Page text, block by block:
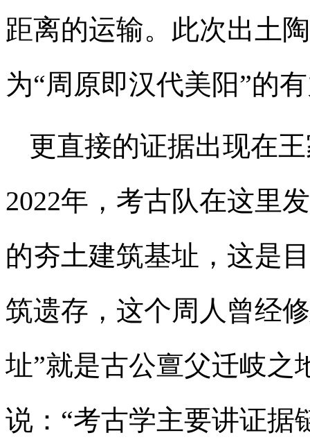
距离的运输。此次出土
为“周原即汉代美阳”的
更直接的证据出现在
2022年，考古队在这里
的夯土建筑基址，这是
筑遗存，这个周人曾经
址”就是古公亶父迁岐之
说：“考古学主要讲证据